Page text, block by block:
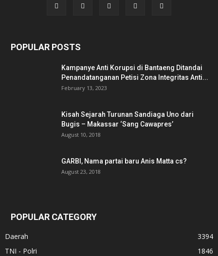
POPULAR POSTS
Kampanye Anti Korupsi di Bantaeng Ditandai
Penandatanganan Petisi Zona Integritas Anti...
February 13, 2023
Kisah Sejarah Turunan Sandiaga Uno dari
Bugis – Makassar ‘Sang Cawapres’
August 10, 2018
GARBI, Nama partai baru Anis Matta cs?
August 23, 2018
POPULAR CATEGORY
Daerah
3394
TNI - Polri
1846